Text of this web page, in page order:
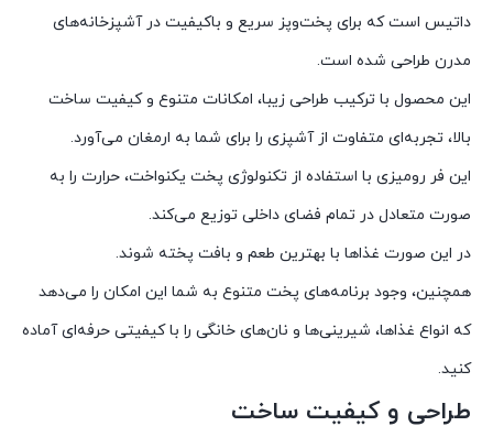
داتیس است که برای پخت‌وپز سریع و باکیفیت در آشپزخانه‌های
مدرن طراحی شده است.
این محصول با ترکیب طراحی زیبا، امکانات متنوع و کیفیت ساخت
بالا، تجربه‌ای متفاوت از آشپزی را برای شما به ارمغان می‌آورد.
این فر رومیزی با استفاده از تکنولوژی پخت یکنواخت، حرارت را به
صورت متعادل در تمام فضای داخلی توزیع می‌کند.
در این صورت غذاها با بهترین طعم و بافت پخته شوند.
همچنین، وجود برنامه‌های پخت متنوع به شما این امکان را می‌دهد
که انواع غذاها، شیرینی‌ها و نان‌های خانگی را با کیفیتی حرفه‌ای آماده
کنید.
طراحی و کیفیت ساخت